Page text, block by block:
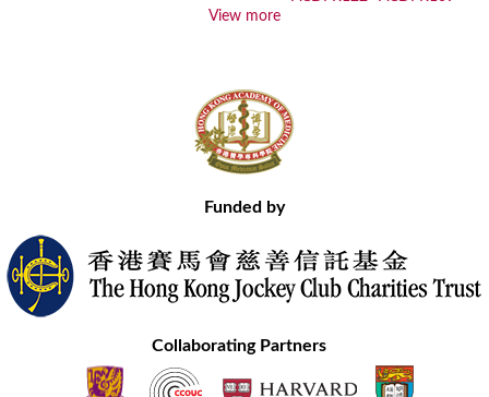
View more
Funded by
Collaborating Partners